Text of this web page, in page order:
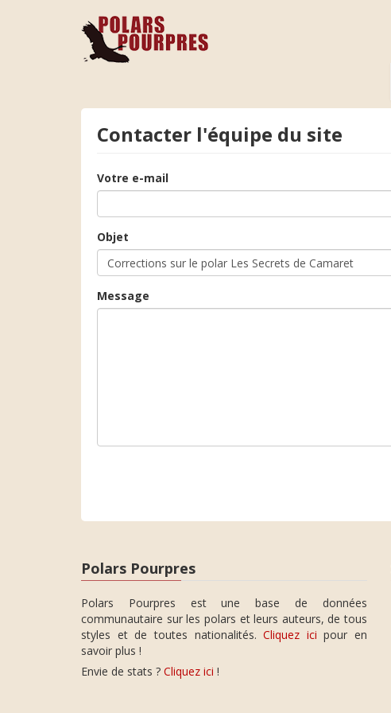
Contacter l'équipe du site
Votre e-mail
Objet
Message
Polars Pourpres
Polars Pourpres est une base de données
communautaire sur les polars et leurs auteurs, de tous
styles et de toutes nationalités.Cliquez ici pour en
savoir plus !
Envie de stats ? Cliquez ici !